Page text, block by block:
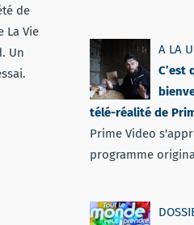
de
La Vie
Un
A LA
C’est
télé-réalité de
Prime Video
programme